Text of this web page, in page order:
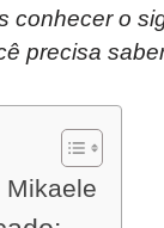
conhecer o
precisa
Mikaele